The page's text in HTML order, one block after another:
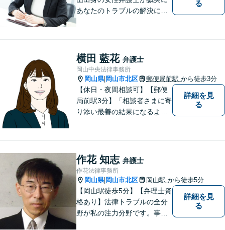
あなたのトラブルの解決に向
る
横田 藍花 弁護士
岡山中央法律事務所
岡山県| 岡山市北区 郵便局前駅 から徒歩3分
【休日・夜間相談可】【郵便
局前駅3分】「相談者さまに寄
り添い最善の結果になるよう
よる不当な取り調べや身体拘
束から、依頼者さまの利益を
守ります【完全個室相談】
詳細を見
る
作花 知志 弁護士
作花法律事務所
岡山県| 岡山市北区 岡山駅 から徒歩5分
【岡山駅徒歩5分】【弁理士資
格あり】法律トラブルの全分
野が私の注力分野です。事務
詳細を見
る